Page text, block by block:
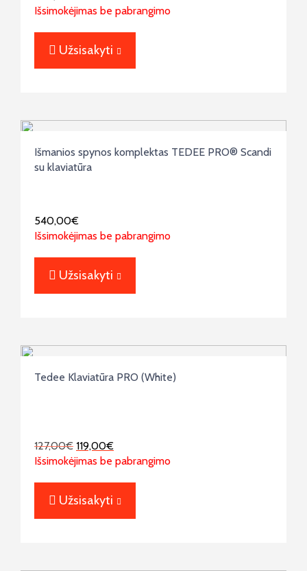
Išsimokėjimas be pabrangimo
Užsisakyti
Išmanios spynos komplektas TEDEE PRO® Scandi
su klaviatūra
540,00€
Išsimokėjimas be pabrangimo
Užsisakyti
Tedee Klaviatūra PRO (White)
127,00€ 119,00€
Išsimokėjimas be pabrangimo
Užsisakyti